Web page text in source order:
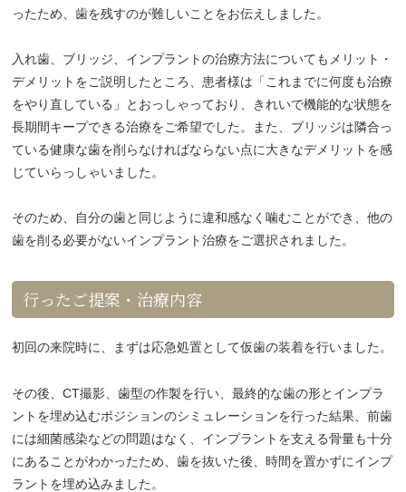
ったため、歯を残すのが難しいことをお伝えしました。
入れ歯、ブリッジ、インプラントの治療方法についてもメリット・
デメリットをご説明したところ、患者様は「これまでに何度も治療
をやり直している」とおっしゃっており、きれいで機能的な状態を
長期間キープできる治療をご希望でした。また、ブリッジは隣合っ
ている健康な歯を削らなければならない点に大きなデメリットを感
じていらっしゃいました。
そのため、自分の歯と同じように違和感なく噛むことができ、他の
歯を削る必要がないインプラント治療をご選択されました。
行ったご提案・治療内容
初回の来院時に、まずは応急処置として仮歯の装着を行いました。
その後、CT撮影、歯型の作製を行い、最終的な歯の形とインプラ
ントを埋め込むポジションのシミュレーションを行った結果、前歯
には細菌感染などの問題はなく、インプラントを支える骨量も十分
にあることがわかったため、歯を抜いた後、時間を置かずにインプ
ラントを埋め込みました。